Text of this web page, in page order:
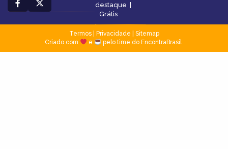
destaque |
Grátis
Termos| Privacidade
Sitemap
Criado com
e pelo time do EncontraBrasil